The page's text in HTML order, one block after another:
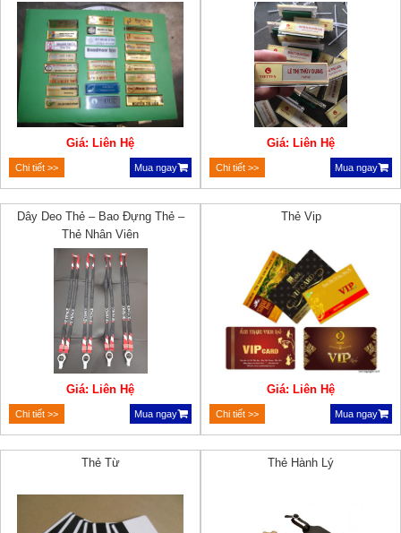
Giá: Liên Hệ
Chi tiết >> Mua ngay
Giá: Liên Hệ
Chi tiết >> Mua ngay
Dây Deo Thẻ – Bao Đựng Thẻ –
Thẻ Nhân Viên
Giá: Liên Hệ
Chi tiết >> Mua ngay
Thẻ Vip
Giá: Liên Hệ
Chi tiết >> Mua ngay
Thẻ Từ Thẻ Hành Lý